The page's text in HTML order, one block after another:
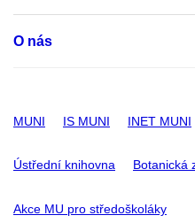
O nás
MUNI IS MUNI INET MUNI
Ústřední knihovna Botanická
Akce MU pro středoškoláky